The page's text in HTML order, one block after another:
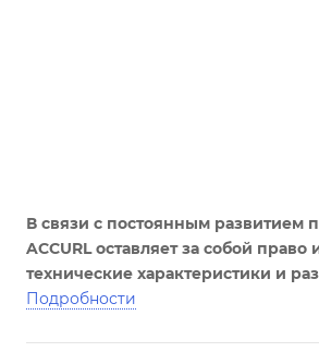
В связи с постоянным развитием
ACCURL оставляет за собой
технические характеристики и
Подробности